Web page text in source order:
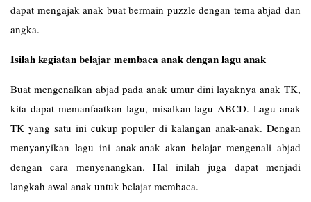
dapat mengajak anak buat bermain puzzle dengan tema abjad dan
angka.
Isilah kegiatan belajar membaca anak dengan lagu anak
Buat mengenalkan abjad pada anak umur dini layaknya anak TK,
kita dapat memanfaatkan lagu, misalkan lagu ABCD. Lagu anak
TK yang satu ini cukup populer di kalangan anak-anak. Dengan
menyanyikan lagu ini anak-anak akan belajar mengenali abjad
dengan cara menyenangkan. Hal inilah juga dapat menjadi
langkah awal anak untuk belajar membaca.